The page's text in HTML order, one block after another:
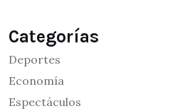
Categorías
Deportes
Economía
Espectáculos